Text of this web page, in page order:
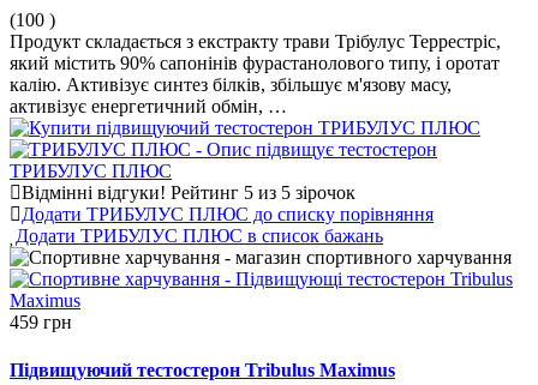
(100 )
Продукт складається з екстракту трави Трібулус Террестріс,
який містить 90% сапонінів фурастанолового типу, і оротат
калію. Активізує синтез білків, збільшує м'язову масу,
активізує енергетичний обмін, …
Відмінні відгуки! Рейтинг 5 из 5 зірочок
Додати ТРИБУЛУС ПЛЮС до списку порівняння
Додати ТРИБУЛУС ПЛЮС в список бажань
459 грн
Підвищуючий тестостерон Tribulus Maximus